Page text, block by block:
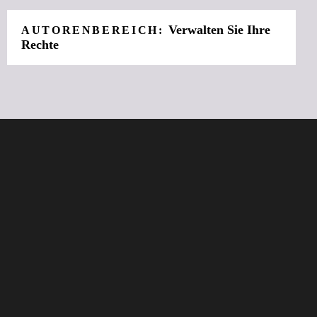
AUTORENBEREICH:Verwalten Sie Ihre
Rechte